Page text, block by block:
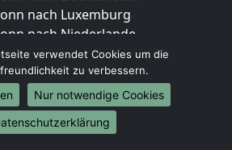
nach Luxemburg
nach Niederlande
nach Norwegen
nach Berlin
nach Hamburg
verwendet Cookies um die
zu verbessern.
Nur notwendige Cookies